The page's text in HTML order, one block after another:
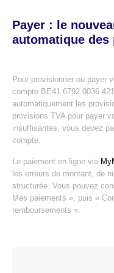
Payer : le
automatique
Pour provisionner ou payer
compte BE41 6792 0036
automatiquement les
provisions TVA pour payer
insuffisantes, vous devez
compte.
Le paiement en ligne via
les erreurs de montant, de
structurée. Vous pouvez
Mes paiements », puis «
remboursements ».